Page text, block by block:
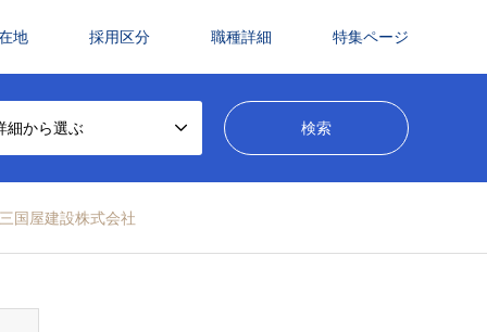
地 採用区分 職種詳細 特集ページ
細から選ぶ
三国屋建設株式会社